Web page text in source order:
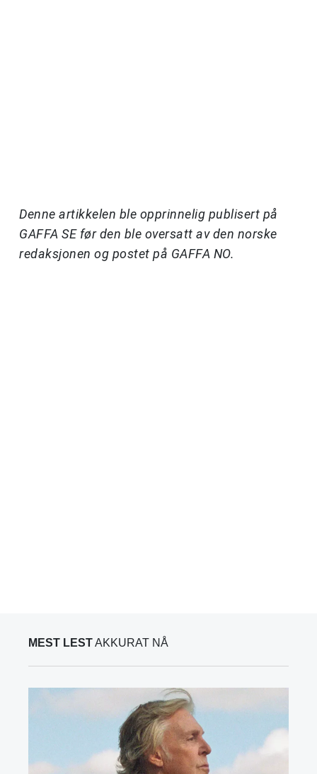
Denne artikkelen ble opprinnelig publisert på
GAFFA SE før den ble oversatt av den norske
redaksjonen og postet på GAFFA NO.
MEST LESTAKKURAT NÅ